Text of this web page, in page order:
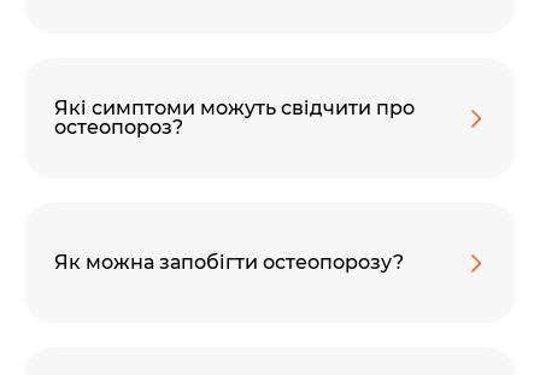
Які симптоми можуть свідчити про
остеопороз?
Як можна запобігти остеопорозу?